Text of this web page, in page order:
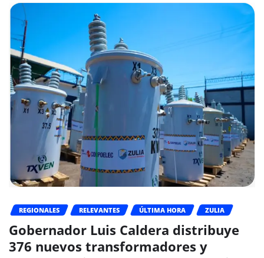
REGIONALES RELEVANTES ÚLTIMA HORA ZULIA
Gobernador Luis Caldera distribuye
376 nuevos transformadores y